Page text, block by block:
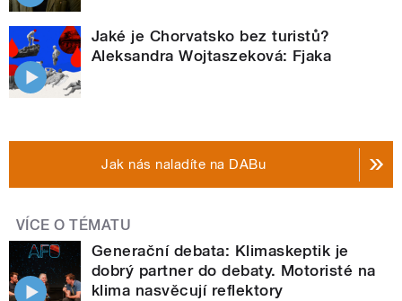
Jaké je Chorvatsko bez turistů?
Aleksandra Wojtaszeková: Fjaka
Jak nás naladíte na DABu
VÍCE O TÉMATU
Generační debata: Klimaskeptik je
dobrý partner do debaty. Motoristé na
klima nasvěcují reflektory